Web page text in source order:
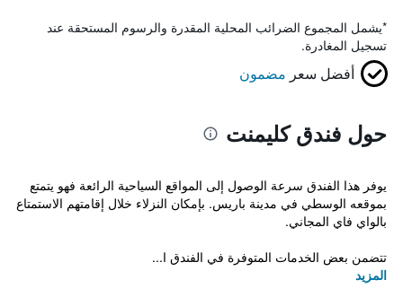
*يشمل المجموع الضرائب المحلية المقدرة والرسوم المستحقة عند
تسجيل المغادرة.
أفضل سعر مضمون
حول فندق كليمنت
يوفر هذا الفندق سرعة الوصول إلى المواقع السياحية الرائعة فهو يتمتع
بموقعه الوسطي في مدينة باريس. بإمكان النزلاء خلال إقامتهم الاستمتاع
بالواي فاي المجاني.
تتضمن بعض الخدمات المتوفرة في الفندق ا...
المزيد